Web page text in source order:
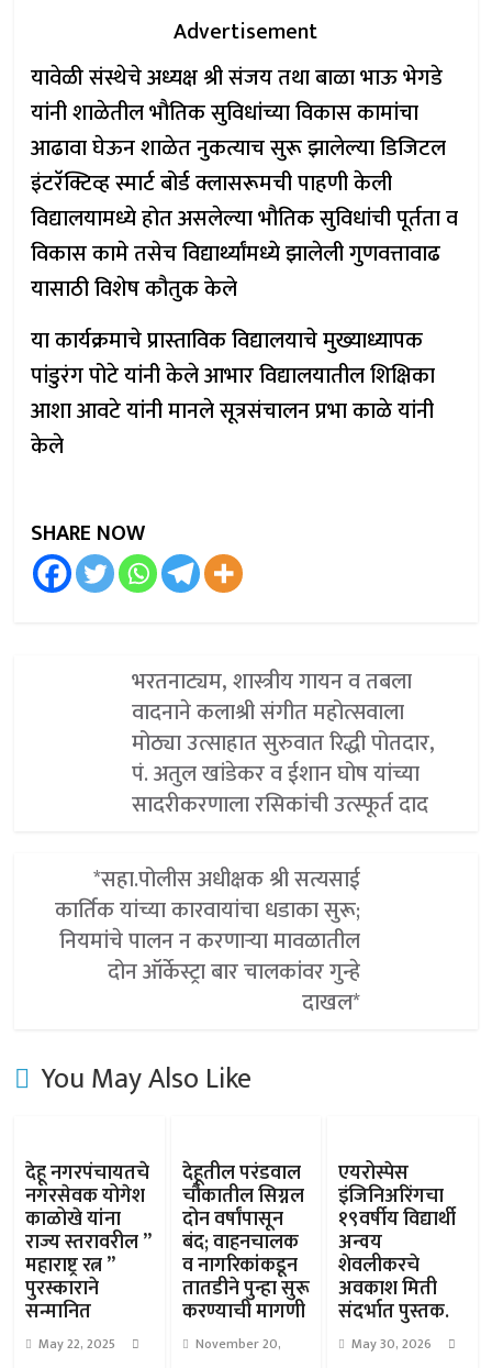
Advertisement
यावेळी संस्थेचे अध्यक्ष श्री संजय तथा बाळा भाऊ भेगडे
यांनी शाळेतील भौतिक सुविधांच्या विकास कामांचा
आढावा घेऊन शाळेत नुकत्याच सुरू झालेल्या डिजिटल
इंटरॅक्टिव्ह स्मार्ट बोर्ड क्लासरूमची पाहणी केली
विद्यालयामध्ये होत असलेल्या भौतिक सुविधांची पूर्तता व
विकास कामे तसेच विद्यार्थ्यांमध्ये झालेली गुणवत्तावाढ
यासाठी विशेष कौतुक केले
या कार्यक्रमाचे प्रास्ताविक विद्यालयाचे मुख्याध्यापक
पांडुरंग पोटे यांनी केले आभार विद्यालयातील शिक्षिका
आशा आवटे यांनी मानले सूत्रसंचालन प्रभा काळे यांनी
केले
SHARE NOW
भरतनाट्यम, शास्त्रीय गायन व तबला
वादनाने कलाश्री संगीत महोत्सवाला
मोठ्या उत्साहात सुरुवात रिद्धी पोतदार,
पं. अतुल खांडेकर व ईशान घोष यांच्या
सादरीकरणाला रसिकांची उत्स्फूर्त दाद
*सहा.पोलीस अधीक्षक श्री सत्यसाई
कार्तिक यांच्या कारवायांचा धडाका सुरू;
नियमांचे पालन न करणाऱ्या मावळातील
दोन ऑर्केस्ट्रा बार चालकांवर गुन्हे
दाखल*
You May Also Like
देहू नगरपंचायतचे
नगरसेवक योगेश
काळोखे यांना
राज्य स्तरावरील ”
महाराष्ट्र रत्न ”
पुरस्काराने
सन्मानित
May 22, 2025
देहूतील परंडवाल
चौकातील सिग्नल
दोन वर्षांपासून
बंद; वाहनचालक
व नागरिकांकडून
तातडीने पुन्हा सुरू
करण्याची मागणी
November 20,
एयरोस्पेस
इंजिनिअरिंगचा
१९वर्षीय विद्यार्थी
अन्वय
शेवलीकरचे
अवकाश मिती
संदर्भात पुस्तक.
May 30, 2026